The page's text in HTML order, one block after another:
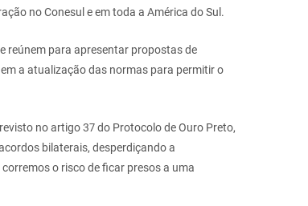
no Conesul e em toda a América do Sul.
reúnem para apresentar propostas de
a atualização das normas para permitir o
no artigo 37 do Protocolo de Ouro Preto,
bilaterais, desperdiçando a
o risco de ficar presos a uma